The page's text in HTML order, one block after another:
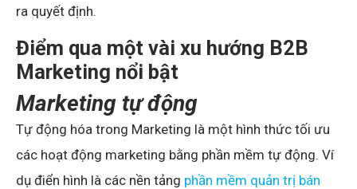
ra quyết định.
Điểm qua một vài xu hướng B2B
Marketing nổi bật
Marketing tự động
Tự động hóa trong Marketing là một hình thức tối ưu
các hoạt động marketing bằng phần mềm tự động. Ví
dụ điển hình là các nền tảng phần mềm quản trị bán